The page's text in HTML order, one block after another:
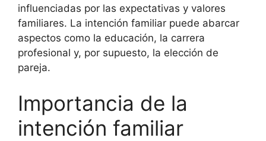
influenciadas por las expectativas y valores
familiares. La intención familiar puede abarcar
aspectos como la educación, la carrera
profesional y, por supuesto, la elección de
pareja.
Importancia de la
intención familiar